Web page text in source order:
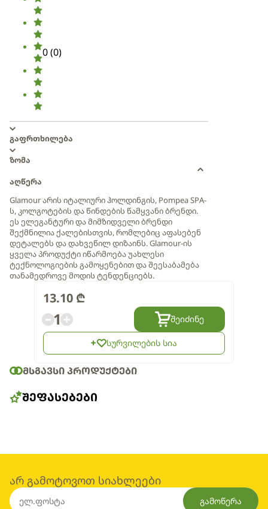
0(0)
გაფრთხილება
ზომა
აღწერა
Glamour არის იტალიური ჰოლდინგის, Pompea SPA-
ს, კოლგოტების და წინდების წამყვანი ბრენდი.
ეს ელეგანტური და მიმზიდველი ბრენდი
შექმნილია ქალებისთვის, რომლებიც აფასებენ
დეტალებს და დახვეწილ დიზაინს. Glamour-ის
ყველა პროდუქტი იწარმოება უახლესი
ტექნოლოგიების გამოყენებით და შეესაბამება
თანამედროვე მოდის ტენდენციებს.
13.10 ₾
1 შეიძინე
სურვილების სია
ᲛᲡᲒᲐᲕᲡᲘ ᲞᲠᲝᲓᲣᲥᲢᲔᲑᲘ
ᲨᲔᲤᲐᲡᲔᲑᲔᲑᲘ
არ გამოტოვოთ სიახლეები
გამოწერა